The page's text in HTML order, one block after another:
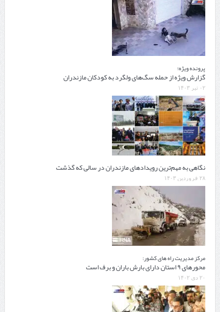
پرونده ویژه؛
گزارش ویژه از حمله سگ‌های ولگرد به کودکان مازندران
۰۲ تیر ۱۴۰۳
نگاهی به مهم‌‎ترین رویدادهای مازندران در سالی که گذشت
۲۸ فروردین ۱۴۰۳
مرکز مدیریت راه های کشور:
محورهای ۹ استان دارای بارش باران و برف است
۲۰ دی ۱۴۰۲